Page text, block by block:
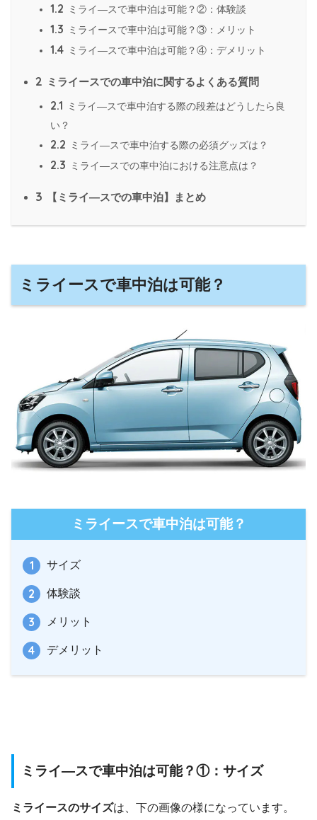
1.2 ミライ―スで車中泊は可能？②：体験談
1.3 ミライースで車中泊は可能？③：メリット
1.4 ミライ―スで車中泊は可能？④：デメリット
2 ミライースでの車中泊に関するよくある質問
2.1
ミライ―スで車中泊する際の段差はどうしたら良
い？
2.2 ミライ―スで車中泊する際の必須グッズは？
2.3 ミライ―スでの車中泊における注意点は？
3 【ミライ―スでの車中泊】まとめ
ミライースで車中泊は可能？
ミライースで車中泊は可能？
サイズ
体験談
メリット
デメリット
ミライ―スで車中泊は可能？①：サイズ
ミライースのサイズは、下の画像の様になっています。